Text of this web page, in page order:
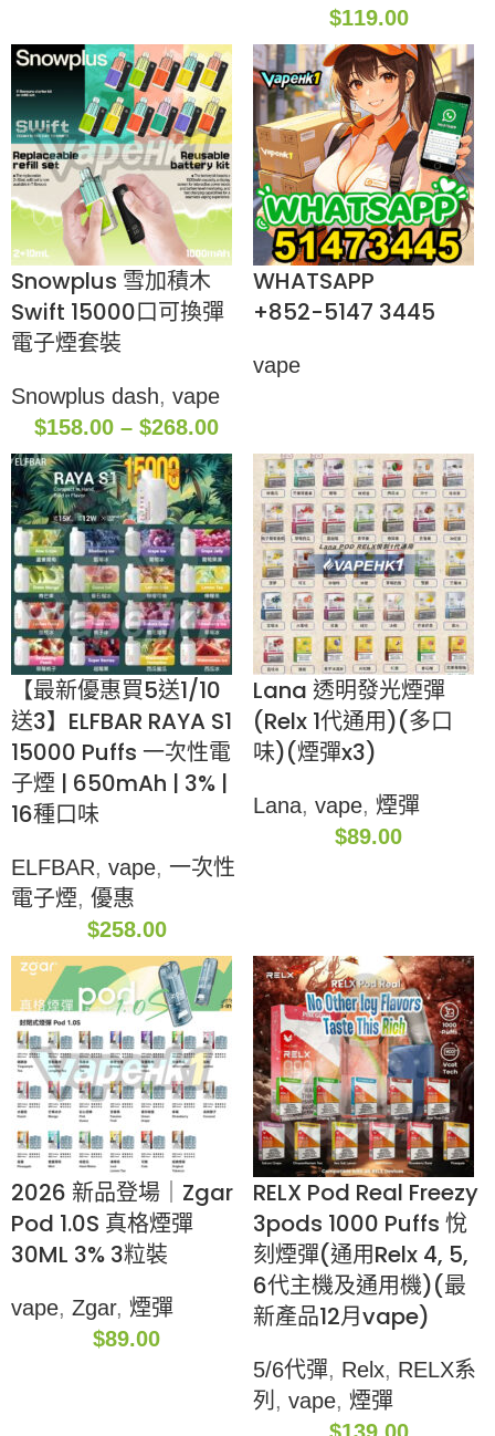
$119.00
Snowplus 雪加積木
Swift 15000口可換彈
電子煙套裝
Snowplus dash, vape
$158.00 – $268.00
WHATSAPP
+852-5147 3445
vape
【最新優惠買5送1/10
送3】ELFBAR RAYA S1
15000 Puffs 一次性電
子煙 | 650mAh | 3% |
16種口味
ELFBAR, vape, 一次性
電子煙, 優惠
$258.00
Lana 透明發光煙彈
(Relx 1代通用)(多口
味)(煙彈x3)
Lana, vape, 煙彈
$89.00
2026 新品登場｜Zgar
Pod 1.0S 真格煙彈
30ML 3% 3粒裝
vape, Zgar, 煙彈
$89.00
RELX Pod Real Freezy
3pods 1000 Puffs 悅
刻煙彈(通用Relx 4, 5,
6代主機及通用機)(最
新產品12月vape)
5/6代彈, Relx, RELX系
列 , vape, 煙彈